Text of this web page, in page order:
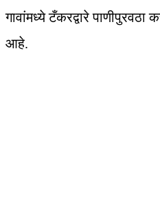
गावांमध्ये टँकरद्वारे
आहे.